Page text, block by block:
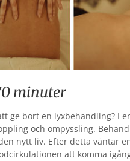
minuter
ge bort en lyxbehandling? I
och ompyssling.
nytt liv. Efter detta väntar
att komma